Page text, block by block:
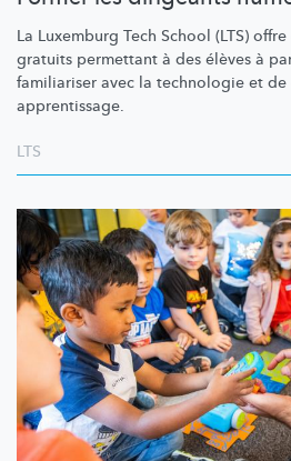
La Luxemburg Tech School (LTS)
gratuits permettant à des élèves à
familiariser avec la technologie et
apprentissage.
LTS